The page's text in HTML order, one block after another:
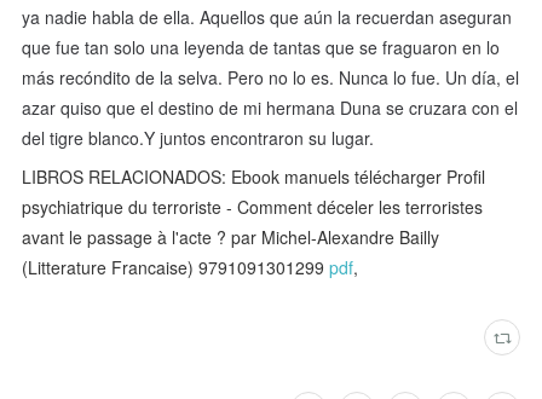
ya nadie habla de ella. Aquellos que aún la recuerdan aseguran
que fue tan solo una leyenda de tantas que se fraguaron en lo
más recóndito de la selva. Pero no lo es. Nunca lo fue. Un día, el
azar quiso que el destino de mi hermana Duna se cruzara con el
del tigre blanco.Y juntos encontraron su lugar.
LIBROS RELACIONADOS: Ebook manuels télécharger Profil
psychiatrique du terroriste - Comment déceler les terroristes
avant le passage à l'acte ? par Michel-Alexandre Bailly
(Litterature Francaise) 9791091301299pdf,